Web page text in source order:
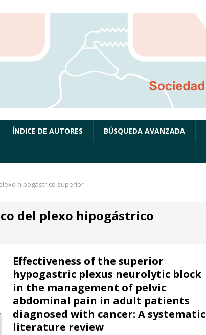
ÍNDICE DE AUTORES BÚSQUEDA AVANZADA
hipogástrico superior
del plexo hipogástrico
Effectiveness of the superior
hypogastric plexus neurolytic block
in the management of pelvic
abdominal pain in adult patients
diagnosed with cancer: A systematic
literature review